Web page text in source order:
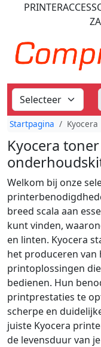
Startpagina Kyocera
Kyocera
Welkom bij onze
breed scala aan
kunt vinden,
en linten. Kyocera
het produceren
printoplossingen
bedienen. Hun
printprestaties te
scherpe en
juiste Kyocera
de levensduur van